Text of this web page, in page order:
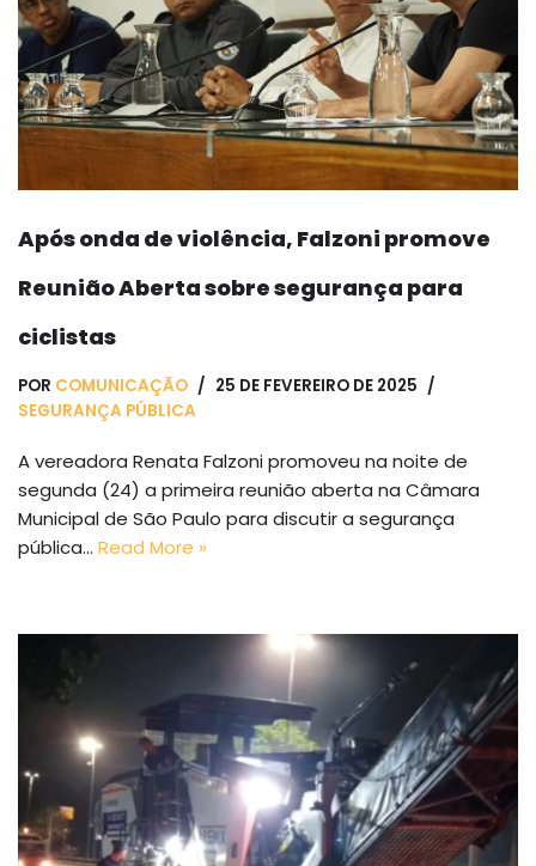
Após onda de violência, Falzoni promove
Reunião Aberta sobre segurança para
ciclistas
POR COMUNICAÇÃO
25 DE FEVEREIRO DE 2025
SEGURANÇA PÚBLICA
A vereadora Renata Falzoni promoveu na noite de
segunda (24) a primeira reunião aberta na Câmara
Municipal de São Paulo para discutir a segurança
pública… Read More »